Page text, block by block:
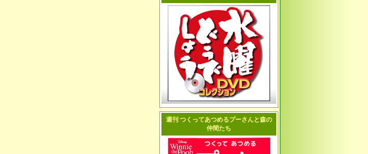
週刊 つくってあつめるプーさんと森の
仲間たち